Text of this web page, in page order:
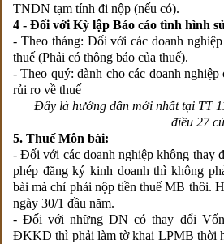
TNDN tạm tính đi nộp (nếu có).
4 - Đối với Kỳ lập Báo cáo tình hình
- Theo tháng: Đối với các doanh
thuế (Phải có thông báo của thuế).
- Theo quý: dành cho các doanh
rủi ro về thuế
Đây là hướng dẫn mới nhất tại TT
điều 27
5. Thuế Môn bài:
- Đối với các doanh nghiệp không thay
phép đăng ký kinh doanh thì không
bài mà chỉ phải nộp tiền thuế MB thôi.
ngày 30/1 đầu năm.
- Đối với những DN cóthay đổi
ĐKKD thì phải làm tờ khai LPMB thời